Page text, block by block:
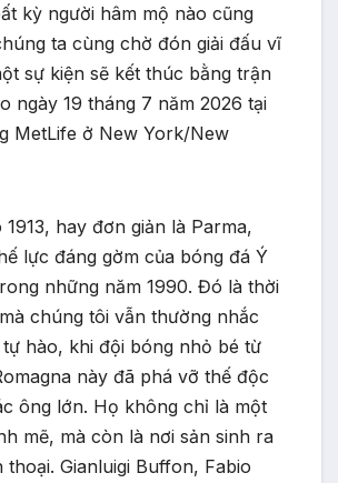
kỳ người hâm mộ nào cũng
ta cùng chờ đón giải đấu vĩ
sự kiện sẽ kết thúc bằng trận
ngày 19 tháng 7 năm 2026 tại
MetLife ở New York/New
1913, hay đơn giản là Parma,
lực đáng gờm của bóng đá Ý
những năm 1990. Đó là thời
chúng tôi vẫn thường nhắc
hào, khi đội bóng nhỏ bé từ
này đã phá vỡ thế độc
ông lớn. Họ không chỉ là một
mẽ, mà còn là nơi sản sinh ra
Gianluigi Buffon, Fabio